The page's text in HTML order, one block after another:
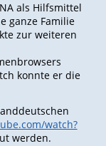
als Hilfsmittel
ganze Familie
zur weiteren
konnte er die
watch?
werden.